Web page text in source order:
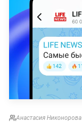
Анастасия Никонорова